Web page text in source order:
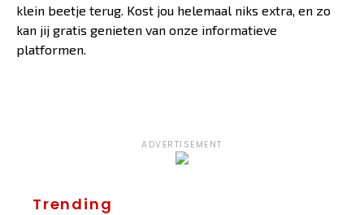
klein beetje terug. Kost jou helemaal niks extra, en zo
kan jij gratis genieten van onze informatieve
platformen.
ADVERTISEMENT
Trending